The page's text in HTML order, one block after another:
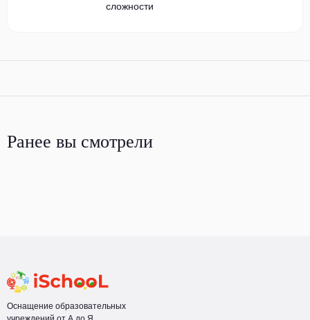
сложности
Ранее вы смотрели
Оснащение образовательных